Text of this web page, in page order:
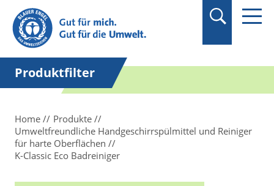
Suchbegriff in
Anführungszeichen
setzen.
Produktfilter
Home
Produkte
Umweltfreundliche Handgeschirrspülmittel und Reiniger
für harte Oberflächen
K-Classic Eco Badreiniger